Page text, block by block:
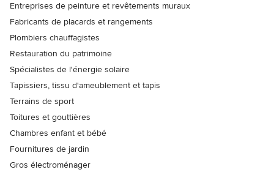
Entreprises de peinture et revêtements muraux
Fabricants de placards et rangements
Plombiers chauffagistes
Restauration du patrimoine
Spécialistes de l'énergie solaire
Tapissiers, tissu d'ameublement et tapis
Terrains de sport
Toitures et gouttières
Chambres enfant et bébé
Fournitures de jardin
Gros électroménager